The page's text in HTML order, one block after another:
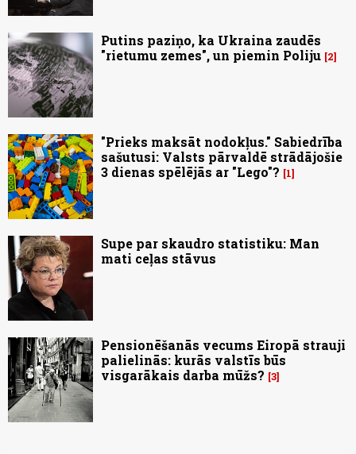
Putins paziņo, ka Ukraina zaudēs
"rietumu zemes", un piemin Poliju 2
"Prieks maksāt nodokļus." Sabiedrība
sašutusi: Valsts pārvaldē strādājošie
3 dienas spēlējās ar "Lego"?
1
Supe par skaudro statistiku: Man
mati ceļas stāvus
Pensionēšanās vecums Eiropā strauji
palielinās: kurās valstīs būs
visgarākais darba mūžs? 3